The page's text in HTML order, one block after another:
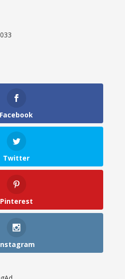
Facebook
Twitter
Pinterest